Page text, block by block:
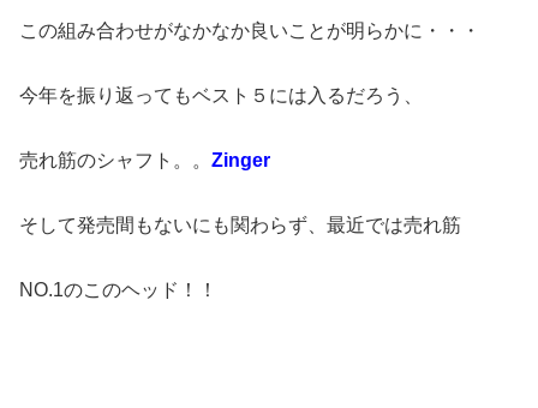
この組み合わせがなかなか良いことが明らかに・・・
今年を振り返ってもベスト５には入るだろう、
売れ筋のシャフト。。 Zinger
そして発売間もないにも関わらず、最近では売れ筋
NO.1のこのヘッド！！